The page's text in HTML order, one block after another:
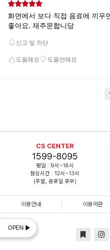
OPEN ▶
CS CENTER
1599-8095
평일 : 9시~18시
점심시간 : 12시~13시
(주말, 공휴일 휴무)
이용안내 이용약관